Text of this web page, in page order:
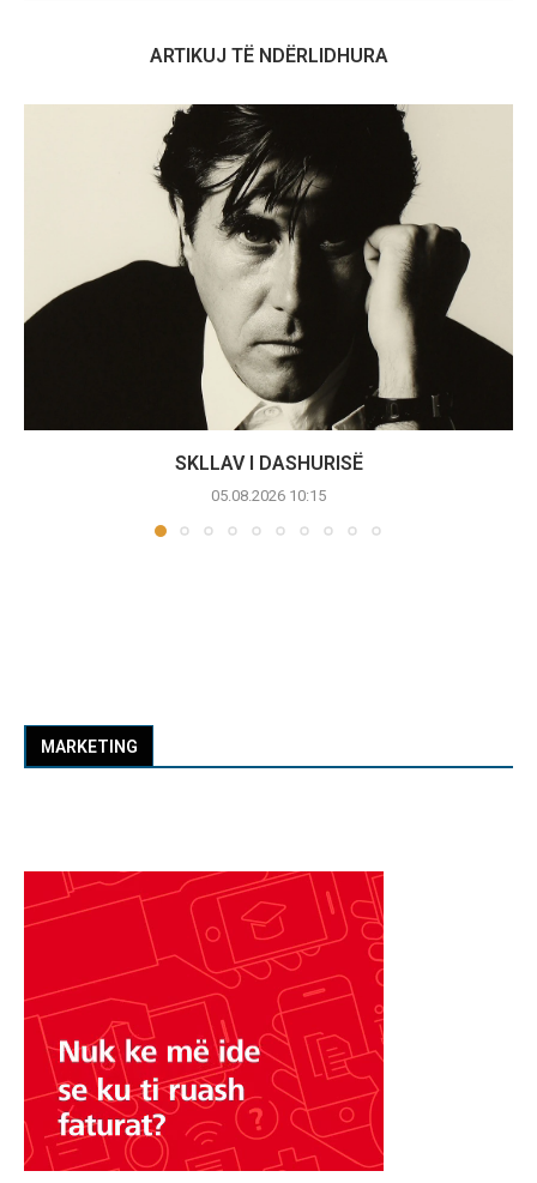
ARTIKUJ TË NDËRLIDHURA
SKLLAV I DASHURISË
05.08.2026 10:15
MARKETING